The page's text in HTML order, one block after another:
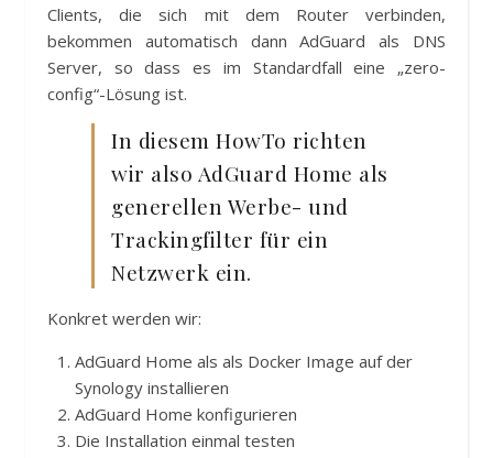
Clients, die sich mit dem Router verbinden,
bekommen automatisch dann AdGuard als DNS
Server, so dass es im Standardfall eine „zero-
config“-Lösung ist.
In diesem HowTo richten
wir also AdGuard Home als
generellen Werbe- und
Trackingfilter für ein
Netzwerk ein.
Konkret werden wir:
AdGuard Home als als Docker Image auf der
Synology installieren
AdGuard Home konfigurieren
Die Installation einmal testen